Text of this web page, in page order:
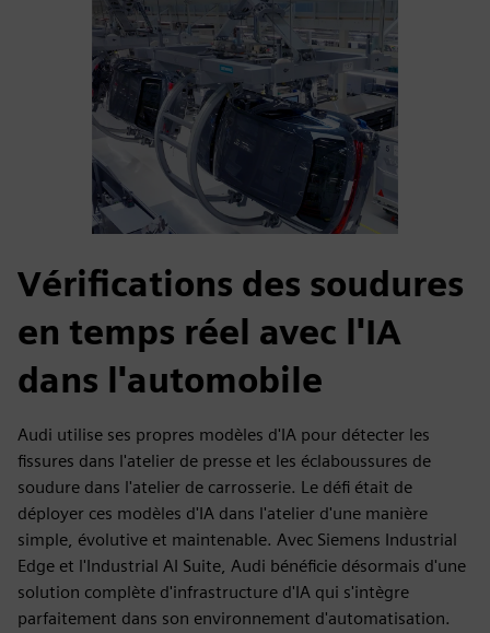
Vérifications des soudures
en temps réel avec l'IA
dans l'automobile
Audi utilise ses propres modèles d'IA pour détecter les
fissures dans l'atelier de presse et les éclaboussures de
soudure dans l'atelier de carrosserie. Le défi était de
déployer ces modèles d'IA dans l'atelier d'une manière
simple, évolutive et maintenable. Avec Siemens Industrial
Edge et l'Industrial AI Suite, Audi bénéficie désormais d'une
solution complète d'infrastructure d'IA qui s'intègre
parfaitement dans son environnement d'automatisation.